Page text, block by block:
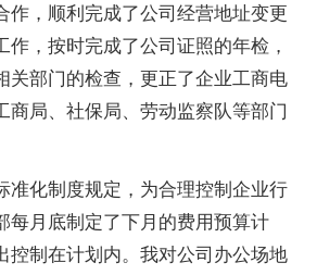
作，顺利完成了公司经营地址变更
作，按时完成了公司证照的年检，
关部门的检查，更正了企业工商电
商局、社保局、劳动监察队等部门
准化制度规定，为合理控制企业行
每月底制定了下月的费用预算计
控制在计划内。我对公司办公场地